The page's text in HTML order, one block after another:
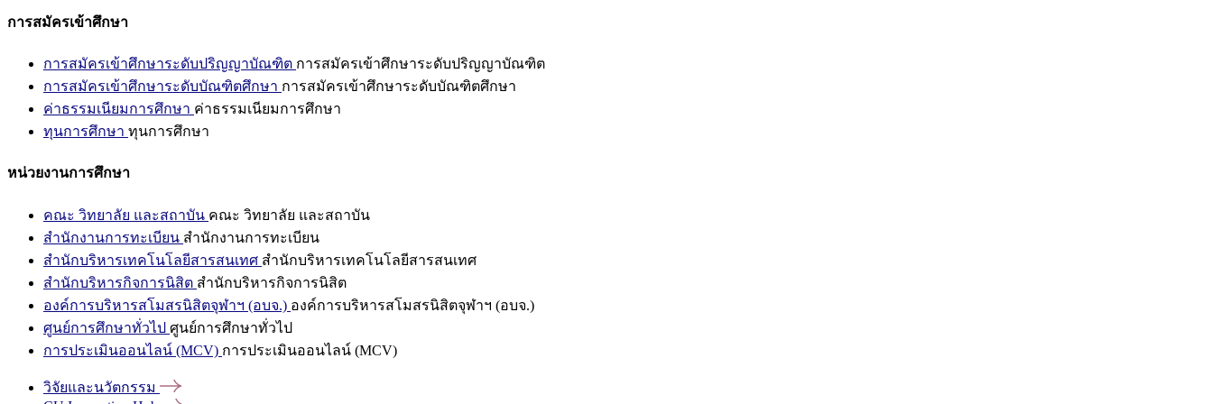
การสมัครเข้าศึกษา
การสมัครเข้าศึกษาระดับปริญญาบัณฑิต การสมัครเข้าศึกษาระดับปริญญาบัณฑิต
การสมัครเข้าศึกษาระดับบัณฑิตศึกษา การสมัครเข้าศึกษาระดับบัณฑิตศึกษา
ค่าธรรมเนียมการศึกษา ค่าธรรมเนียมการศึกษา
ทุนการศึกษา ทุนการศึกษา
หน่วยงานการศึกษา
คณะ วิทยาลัย และสถาบัน คณะ วิทยาลัย และสถาบัน
สำนักงานการทะเบียน สำนักงานการทะเบียน
สำนักบริหารเทคโนโลยีสารสนเทศ สำนักบริหารเทคโนโลยีสารสนเทศ
สำนักบริหารกิจการนิสิต สำนักบริหารกิจการนิสิต
องค์การบริหารสโมสรนิสิตจุฬาฯ (อบจ.) องค์การบริหารสโมสรนิสิตจุฬาฯ (อบจ.)
ศูนย์การศึกษาทั่วไป ศูนย์การศึกษาทั่วไป
การประเมินออนไลน์ (MCV) การประเมินออนไลน์ (MCV)
วิจัยและนวัตกรรม